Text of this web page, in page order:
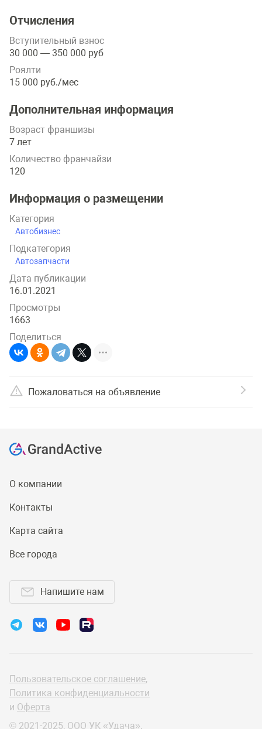
Отчисления
Вступительный взнос
30 000 — 350 000 руб
Роялти
15 000 руб./мес
Дополнительная информация
Возраст франшизы
7 лет
Количество франчайзи
120
Информация о размещении
Категория
Автобизнес
Подкатегория
Автозапчасти
Дата публикации
16.01.2021
Просмотры
1663
Поделиться
Пожаловаться на объявление
О компании
Контакты
Карта сайта
Все города
Напишите нам
Пользовательское соглашение,
Политика конфиденциальности
и Оферта
© 2021-2025, ООО УК «Удача»,